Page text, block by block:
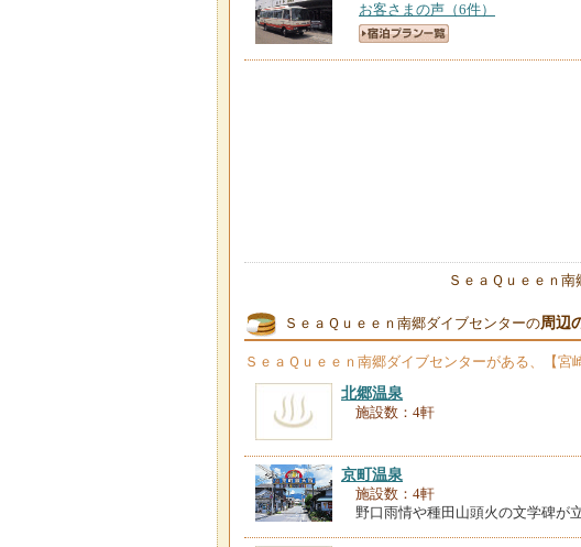
お客さまの声（6件）
ＳｅａＱｕｅｅｎ
ＳｅａＱｕｅｅｎ南郷ダイブセンターの周辺
ＳｅａＱｕｅｅｎ南郷ダイブセンターがある、【宮
北郷温泉
施設数：4軒
京町温泉
施設数：4軒
野口雨情や種田山頭火の文学碑が